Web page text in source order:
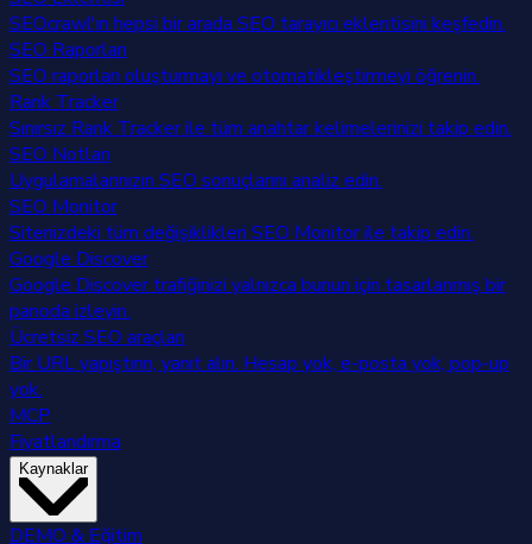
SEOcrawl'ın hepsi bir arada SEO tarayıcı eklentisini keşfedin.
SEO Raporları
SEO raporları oluşturmayı ve otomatikleştirmeyi öğrenin.
Rank Tracker
Sınırsız Rank Tracker ile tüm anahtar kelimelerinizi takip edin.
SEO Notları
Uygulamalarınızın SEO sonuçlarını analiz edin.
SEO Monitor
Sitenizdeki tüm değişiklikleri SEO Monitor ile takip edin.
Google Discover
Google Discover trafiğinizi yalnızca bunun için tasarlanmış bir
panoda izleyin.
Ücretsiz SEO araçları
Bir URL yapıştırın, yanıt alın. Hesap yok, e-posta yok, pop-up
yok.
MCP
Fiyatlandırma
Kaynaklar
DEMO & Eğitim